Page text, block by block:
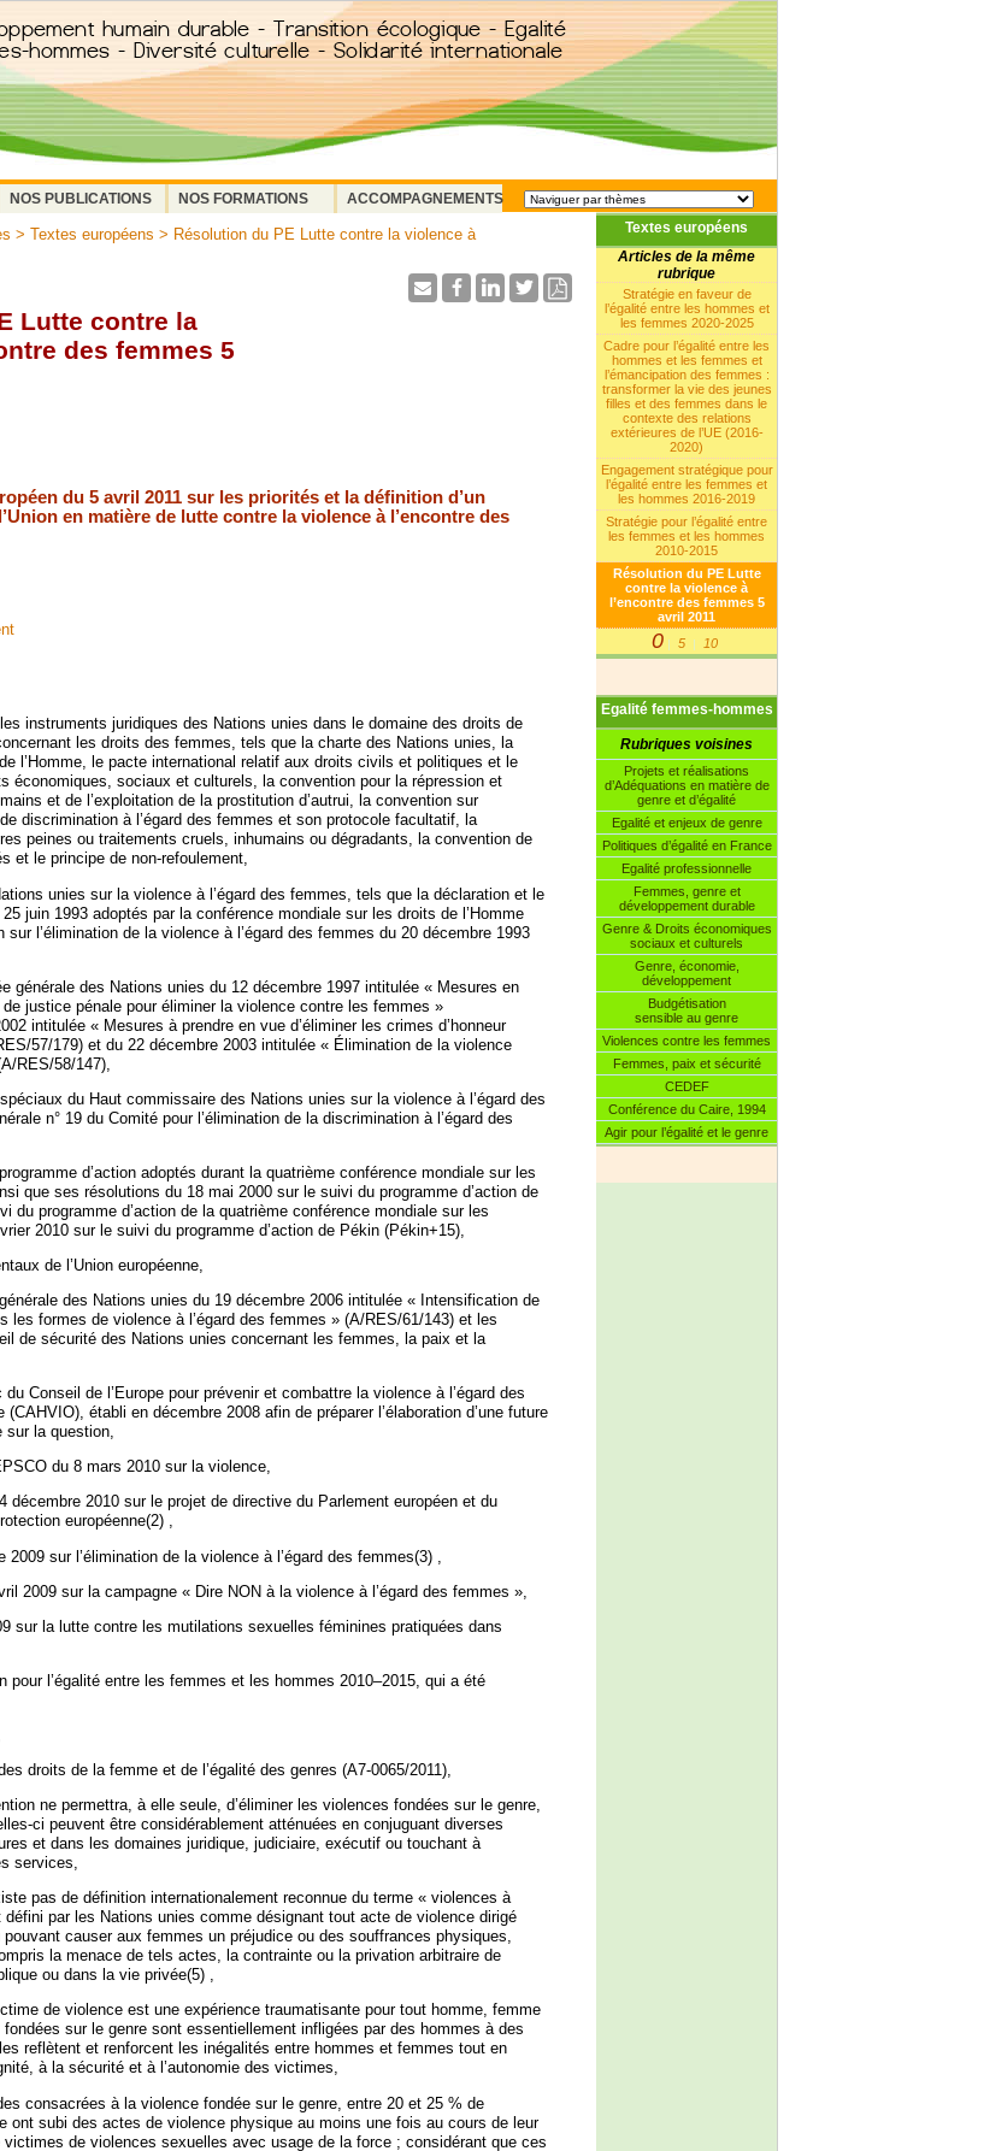
NOS PUBLICATIONS NOS FORMATIONS
ACCOMPAGNEMENTS
Textes européens
Articles de la même
rubrique
Stratégie en faveur de
l’égalité entre les hommes et
les femmes 2020-2025
Cadre pour l’égalité entre les
hommes et les femmes et
l’émancipation des femmes :
transformer la vie des jeunes
filles et des femmes dans le
contexte des relations
extérieures de l’UE (2016-
2020)
Engagement stratégique pour
l’égalité entre les femmes et
les hommes 2016-2019
Stratégie pour l’égalité entre
les femmes et les hommes
2010-2015
Résolution du PE Lutte
contre la violence à
l’encontre des femmes 5
avril 2011
0 | 5 | 10
Egalité femmes-hommes
Rubriques voisines
Projets et réalisations
d’Adéquations en matière de
genre et d’égalité
Egalité et enjeux de genre
Politiques d’égalité en France
Egalité professionnelle
Femmes, genre et
développement durable
Genre & Droits économiques
sociaux et culturels
Genre, économie,
développement
Budgétisation
sensible au genre
Violences contre les femmes
Femmes, paix et sécurité
CEDEF
Conférence du Caire, 1994
Agir pour l’égalité et le genre
> Textes européens > Résolution du PE Lutte contre la violence à
Lutte contre la
des femmes 5
du 5 avril 2011 sur les priorités et la définition d’un
en matière de lutte contre la violence à l’encontre des
instruments juridiques des Nations unies dans le domaine des droits de
les droits des femmes, tels que la charte des Nations unies, la
l’Homme, le pacte international relatif aux droits civils et politiques et le
économiques, sociaux et culturels, la convention pour la répression et
et de l’exploitation de la prostitution d’autrui, la convention sur
discrimination à l’égard des femmes et son protocole facultatif, la
peines ou traitements cruels, inhumains ou dégradants, la convention de
et le principe de non-refoulement,
unies sur la violence à l’égard des femmes, tels que la déclaration et le
juin 1993 adoptés par la conférence mondiale sur les droits de l’Homme
l’élimination de la violence à l’égard des femmes du 20 décembre 1993
générale des Nations unies du 12 décembre 1997 intitulée « Mesures en
justice pénale pour éliminer la violence contre les femmes »
intitulée « Mesures à prendre en vue d’éliminer les crimes d’honneur
57/179) et du 22 décembre 2003 intitulée « Élimination de la violence
RES/58/147),
du Haut commissaire des Nations unies sur la violence à l’égard des
n° 19 du Comité pour l’élimination de la discrimination à l’égard des
d’action adoptés durant la quatrième conférence mondiale sur les
que ses résolutions du 18 mai 2000 sur le suivi du programme d’action de
du programme d’action de la quatrième conférence mondiale sur les
2010 sur le suivi du programme d’action de Pékin (Pékin+15),
de l’Union européenne,
des Nations unies du 19 décembre 2006 intitulée « Intensification de
les formes de violence à l’égard des femmes » (A/RES/61/143) et les
de sécurité des Nations unies concernant les femmes, la paix et la
Conseil de l’Europe pour prévenir et combattre la violence à l’égard des
établi en décembre 2008 afin de préparer l’élaboration d’une future
sur la question,
du 8 mars 2010 sur la violence,
décembre 2010 sur le projet de directive du Parlement européen et du
européenne(2) ,
sur l’élimination de la violence à l’égard des femmes(3) ,
2009 sur la campagne « Dire NON à la violence à l’égard des femmes »,
sur la lutte contre les mutilations sexuelles féminines pratiquées dans
pour l’égalité entre les femmes et les hommes 2010–2015, qui a été
droits de la femme et de l’égalité des genres (A7-0065/2011),
ne permettra, à elle seule, d’éliminer les violences fondées sur le genre,
ci peuvent être considérablement atténuées en conjuguant diverses
et dans les domaines juridique, judiciaire, exécutif ou touchant à
services,
pas de définition internationalement reconnue du terme « violences à
défini par les Nations unies comme désignant tout acte de violence dirigé
causer aux femmes un préjudice ou des souffrances physiques,
la menace de tels actes, la contrainte ou la privation arbitraire de
ou dans la vie privée(5) ,
de violence est une expérience traumatisante pour tout homme, femme
sur le genre sont essentiellement infligées par des hommes à des
reflètent et renforcent les inégalités entre hommes et femmes tout en
à la sécurité et à l’autonomie des victimes,
consacrées à la violence fondée sur le genre, entre 20 et 25 % de
ont subi des actes de violence physique au moins une fois au cours de leur
de violences sexuelles avec usage de la force ; considérant que ces